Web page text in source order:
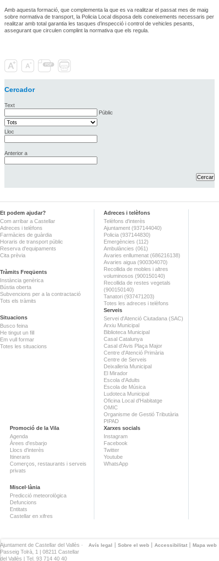
Amb aquesta formació, que complementa la que es va realitzar el passat mes de maig
sobre normativa de transport, la Policia Local disposa dels coneixements necessaris per
realitzar amb total garantia les tasques d’inspecció i control de vehicles pesants,
assegurant que circulen complint la normativa que els regula.
Cercador
Text
Públic
Lloc
Anterior a
Et podem ajudar?
Com arribar a Castellar
Adreces i telèfons
Farmàcies de guàrdia
Horaris de transport públic
Reserva d'equipaments
Cita prèvia
Tràmits Freqüents
Instància genèrica
Bústia oberta
Subvencions per a la contractació
Tots els tràmits
Situacions
Busco feina
He tingut un fill
Em vull formar
Totes les situacions
Adreces i telèfons
Telèfons d'interès
Ajuntament (937144040)
Policia (937144830)
Emergències (112)
Ambulàncies (061)
Avaries enllumenat (686216138)
Avaries aigua (900304070)
Recollida de mobles i altres
voluminosos (900150140)
Recollida de restes vegetals
(900150140)
Tanatori (937471203)
Totes les adreces i telèfons
Serveis
Servei d'Atenció Ciutadana (SAC)
Arxiu Municipal
Biblioteca Municipal
Casal Catalunya
Casal d'Avis Plaça Major
Centre d'Atenció Primària
Centre de Serveis
Deixalleria Municipal
El Mirador
Escola d'Adults
Escola de Música
Ludoteca Municipal
Oficina Local d'Habitatge
OMIC
Organisme de Gestió Tributària
PIPAD
Promoció de la Vila
Agenda
Àrees d'esbarjo
Llocs d'interès
Itineraris
Comerços, restaurants i serveis
privats
Miscel·lània
Predicció meteorològica
Defuncions
Entitats
Castellar en xifres
Xarxes socials
Instagram
Facebook
Twitter
Youtube
WhatsApp
Avís legal Sobre el web Accessibilitat Mapa web
Ajuntament de Castellar del Vallès ·
Passeig Tolrà, 1 | 08211 Castellar
del Vallès | Tel. 93 714 40 40